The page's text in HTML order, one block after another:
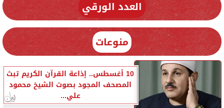
العدد الورقي
منوعات
10 أغسطس.. إذاعة القرآن الكريم تبث
المصحف المجود بصوت الشيخ محمود
علي...